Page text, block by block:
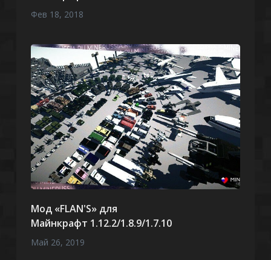
Фев 18, 2018
Мод «FLAN'S» для
Майнкрафт 1.12.2/1.8.9/1.7.10
Май 26, 2019